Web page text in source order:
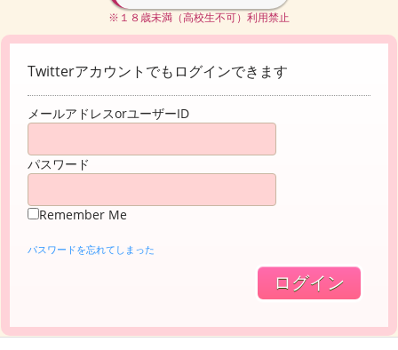
※１８歳未満（高校生不可）利用禁止
Twitterアカウントでもログインできます
メールアドレスorユーザーID
パスワード
Remember Me
パスワードを忘れてしまった